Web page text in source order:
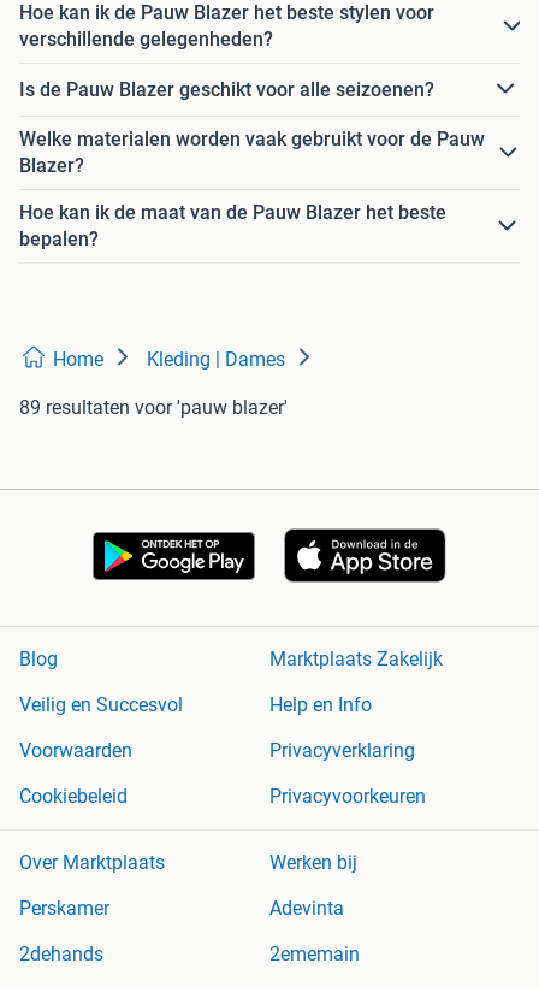
Hoe kan ik de Pauw Blazer het beste stylen voor
verschillende gelegenheden?
Is de Pauw Blazer geschikt voor alle seizoenen?
Welke materialen worden vaak gebruikt voor de Pauw
Blazer?
Hoe kan ik de maat van de Pauw Blazer het beste
bepalen?
Home Kleding | Dames
89 resultaten voor 'pauw blazer'
Blog
Marktplaats Zakelijk
Veilig en Succesvol
Help en Info
Voorwaarden
Privacyverklaring
Cookiebeleid
Privacyvoorkeuren
Over Marktplaats
Werken bij
Perskamer
Adevinta
2dehands
2ememain